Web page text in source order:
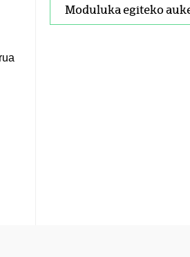
Moduluka egiteko